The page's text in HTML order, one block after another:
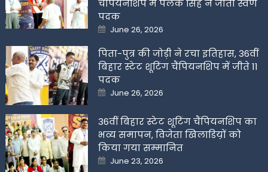
चैंपियनशिप में पलक सिंह ने जीता स्वर्ण
पदक
Posted
on
June 26, 2026
पिता-पुत्र की जोड़ी ने रचा इतिहास, 36वीं
बिहार स्टेट शूटिंग चैंपियनशिप में जीते 11
पदक
Posted
on
June 26, 2026
36वीं बिहार स्टेट शूटिंग चैंपियनशिप का
भव्य समापन, विजेता खिलाडिय़ों को
किया गया सम्मानित
Posted
on
June 23, 2026